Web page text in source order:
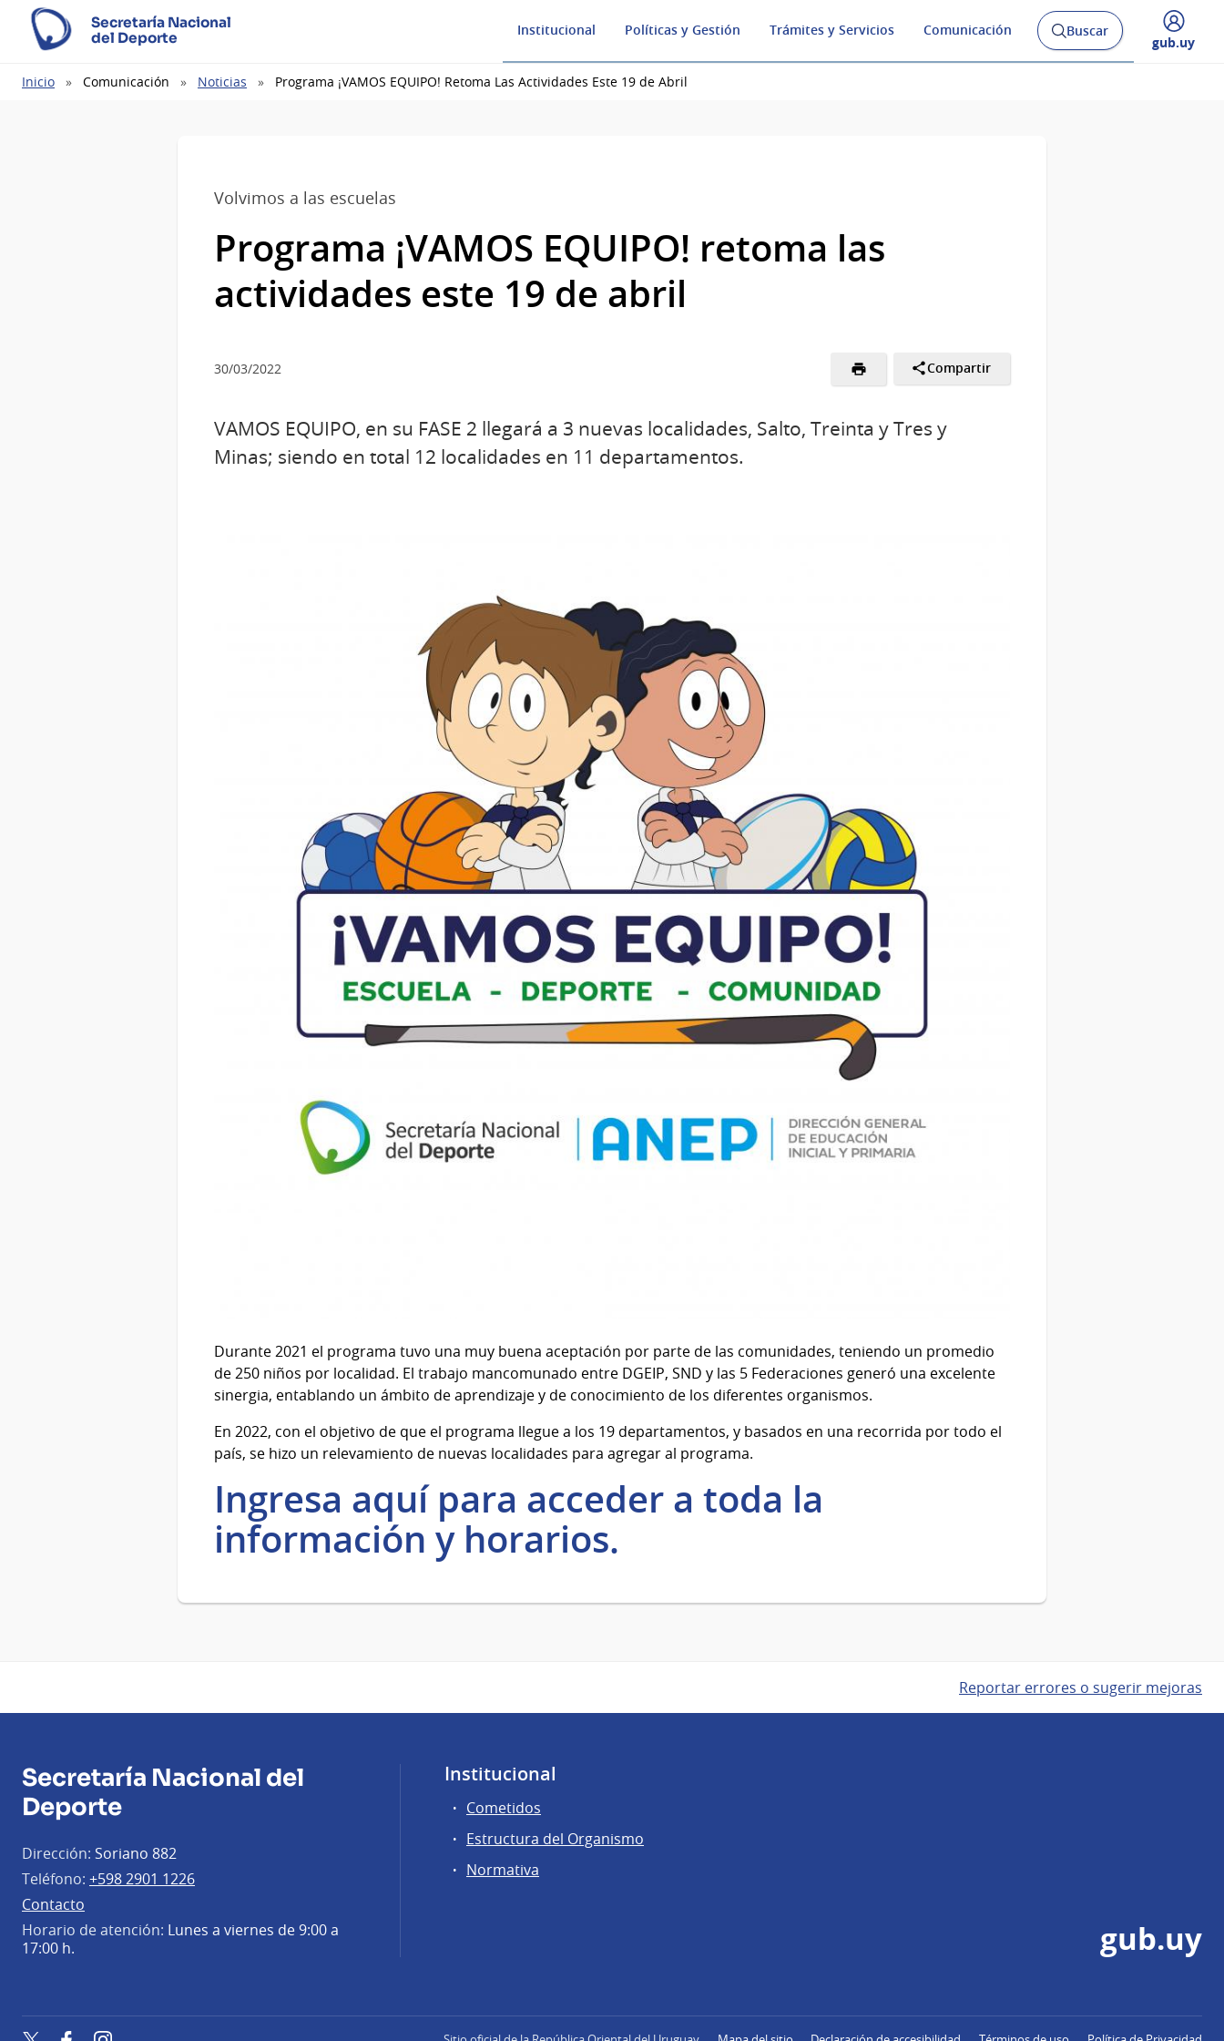
Secretaría Nacional
del Deporte
Institucional Políticas y Gestión Trámites y Servicios Comunicación
Abrir
buscador
Buscar
Desplegar
gub.uy
Ruta
Inicio Comunicación Noticias Programa ¡VAMOS EQUIPO! Retoma Las Actividades Este 19 de Abril
Volvimos a las escuelas
Programa ¡VAMOS EQUIPO! retoma las
actividades este 19 de abril
30/03/2022 Compartir
VAMOS EQUIPO, en su FASE 2 llegará a 3 nuevas localidades, Salto, Treinta y Tres y
Minas; siendo en total 12 localidades en 11 departamentos.
Durante 2021 el programa tuvo una muy buena aceptación por parte de las comunidades, teniendo un promedio
de 250 niños por localidad. El trabajo mancomunado entre DGEIP, SND y las 5 Federaciones generó una excelente
sinergia, entablando un ámbito de aprendizaje y de conocimiento de los diferentes organismos.
En 2022, con el objetivo de que el programa llegue a los 19 departamentos, y basados en una recorrida por todo el
país, se hizo un relevamiento de nuevas localidades para agregar al programa.
Ingresa aquí para acceder a toda la
información y horarios.
Reportar errores o sugerir mejoras
Secretaría Nacional del
Deporte
Dirección: Soriano 882
Teléfono: +598 2901 1226
Contacto
Horario de atención: Lunes a viernes de 9:00 a
17:00 h.
Institucional
Cometidos
Estructura del Organismo
Normativa
gub.uy